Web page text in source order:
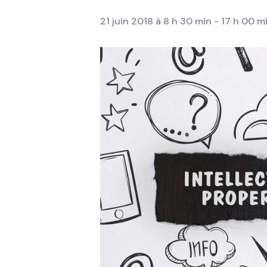
21 juin 2018 à 8 h 30 min - 17 h 00